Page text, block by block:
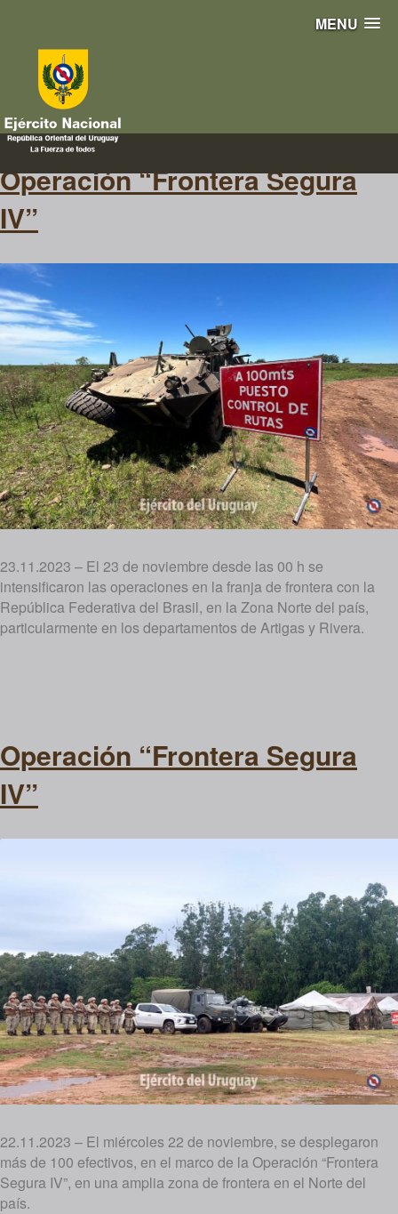
MENU
operación
Operación “Frontera Segura
IV”
23.11.2023 – El 23 de noviembre desde las 00 h se
intensificaron las operaciones en la franja de frontera con la
República Federativa del Brasil, en la Zona Norte del país,
particularmente en los departamentos de Artigas y Rivera.
Operación “Frontera Segura
IV”
22.11.2023 – El miércoles 22 de noviembre, se desplegaron
más de 100 efectivos, en el marco de la Operación “Frontera
Segura IV”, en una amplia zona de frontera en el Norte del
país.